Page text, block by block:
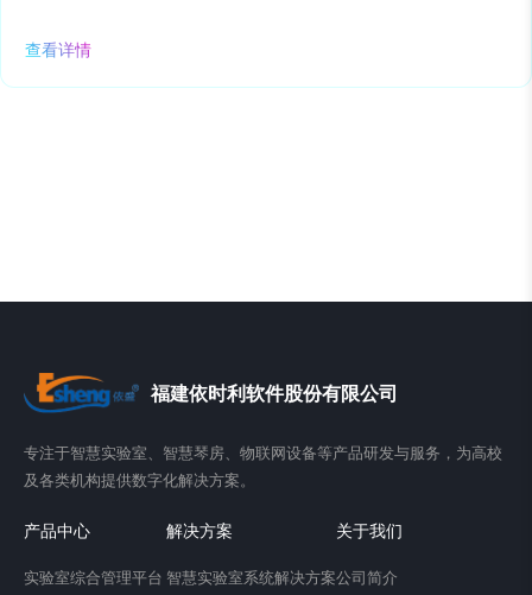
查看详情
福建依时利软件股份有限公司
专注于智慧实验室、智慧琴房、物联网设备等产品研发与服务，为高校
及各类机构提供数字化解决方案。
产品中心
实验室综合管理平台
解决方案
智慧实验室系统解决方案
关于我们
公司简介